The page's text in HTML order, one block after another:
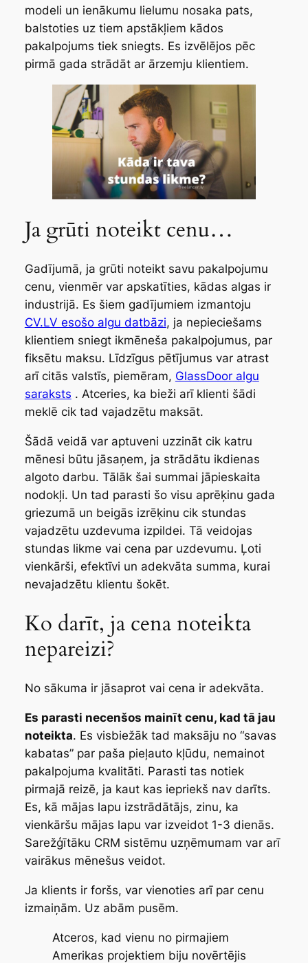
modeli un ienākumu lielumu nosaka pats,
balstoties uz tiem apstākļiem kādos
pakalpojums tiek sniegts. Es izvēlējos pēc
pirmā gada strādāt ar ārzemju klientiem.
Ja grūti noteikt cenu…
Gadījumā, ja grūti noteikt savu pakalpojumu
cenu, vienmēr var apskatīties, kādas algas ir
industrijā. Es šiem gadījumiem izmantoju
CV.LV esošo algu datbāzi, ja nepieciešams
klientiem sniegt ikmēneša pakalpojumus, par
fiksētu maksu. Līdzīgus pētījumus var atrast
arī citās valstīs, piemēram, GlassDooralgu
saraksts . Atceries, ka bieži arī klienti šādi
meklē cik tad vajadzētu maksāt.
Šādā veidā var aptuveni uzzināt cik katru
mēnesi būtu jāsaņem, ja strādātu ikdienas
algoto darbu. Tālāk šai summai jāpieskaita
nodokļi. Un tad parasti šo visu aprēķinu gada
griezumā un beigās izrēķinu cik stundas
vajadzētu uzdevuma izpildei. Tā veidojas
stundas likme vai cena par uzdevumu. Ļoti
vienkārši, efektīvi un adekvāta summa, kurai
nevajadzētu klientu šokēt.
Ko darīt, ja cena noteikta
nepareizi?
No sākuma ir jāsaprot vai cena ir adekvāta.
Es parasti necenšos mainīt cenu, kad tā jau
noteikta. Es visbiežāk tad maksāju no “savas
kabatas” par paša pieļauto kļūdu, nemainot
pakalpojuma kvalitāti. Parasti tas notiek
pirmajā reizē, ja kaut kas iepriekš nav darīts.
Es, kā mājas lapu izstrādātājs, zinu, ka
vienkāršu mājas lapu var izveidot 1-3 dienās.
Sarežģītāku CRM sistēmu uzņēmumam var arī
vairākus mēnešus veidot.
Ja klients ir foršs, var vienoties arī par cenu
izmaiņām. Uz abām pusēm.
Atceros, kad vienu no pirmajiem
Amerikas projektiem biju novērtējis